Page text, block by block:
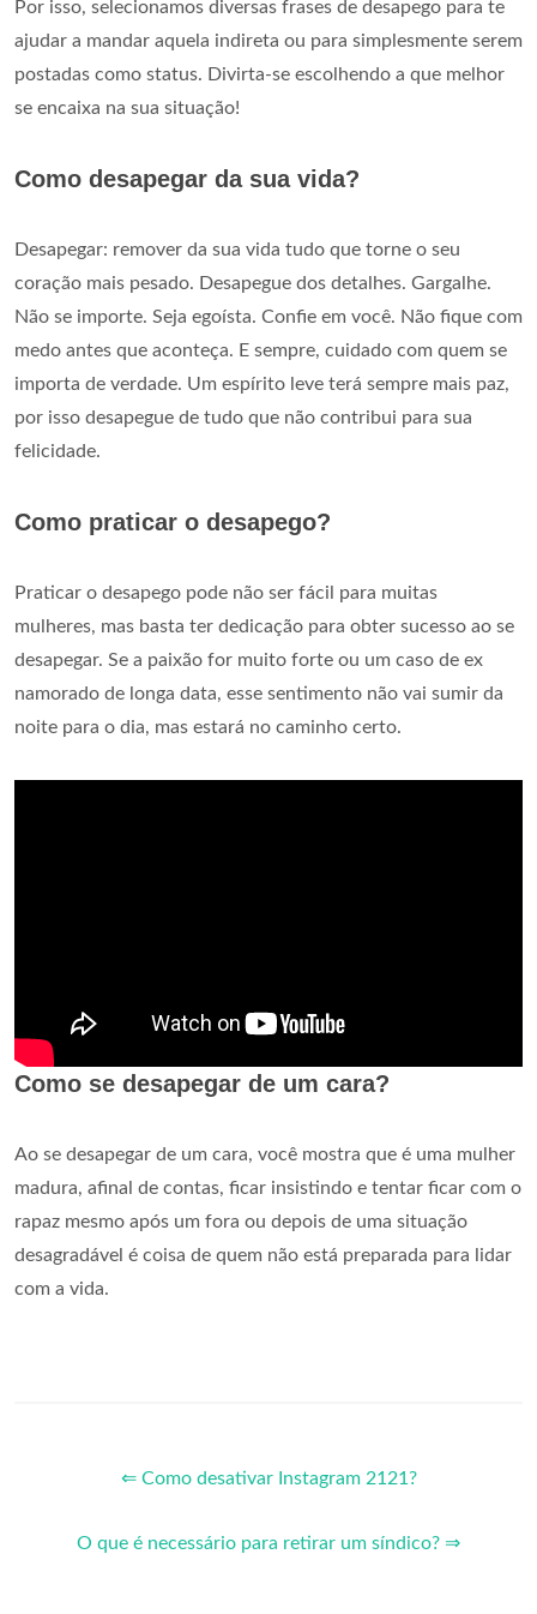
Por isso, selecionamos diversas frases de desapego para te
ajudar a mandar aquela indireta ou para simplesmente serem
postadas como status. Divirta-se escolhendo a que melhor
se encaixa na sua situação!
Como desapegar da sua vida?
Desapegar: remover da sua vida tudo que torne o seu
coração mais pesado. Desapegue dos detalhes. Gargalhe.
Não se importe. Seja egoísta. Confie em você. Não fique com
medo antes que aconteça. E sempre, cuidado com quem se
importa de verdade. Um espírito leve terá sempre mais paz,
por isso desapegue de tudo que não contribui para sua
felicidade.
Como praticar o desapego?
Praticar o desapego pode não ser fácil para muitas
mulheres, mas basta ter dedicação para obter sucesso ao se
desapegar. Se a paixão for muito forte ou um caso de ex
namorado de longa data, esse sentimento não vai sumir da
noite para o dia, mas estará no caminho certo.
Como se desapegar de um cara?
Ao se desapegar de um cara, você mostra que é uma mulher
madura, afinal de contas, ficar insistindo e tentar ficar com o
rapaz mesmo após um fora ou depois de uma situação
desagradável é coisa de quem não está preparada para lidar
com a vida.
⇐ Como desativar Instagram 2121?
O que é necessário para retirar um síndico? ⇒